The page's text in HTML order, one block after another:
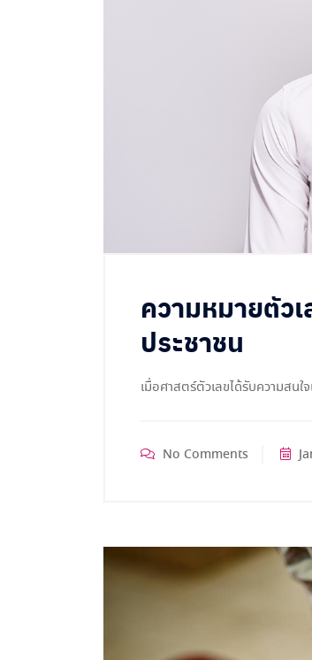
ความหมายตัว
ประชาชน
เมื่อศาสตร์ตัวเลขได้รับความสนใ
No Comments